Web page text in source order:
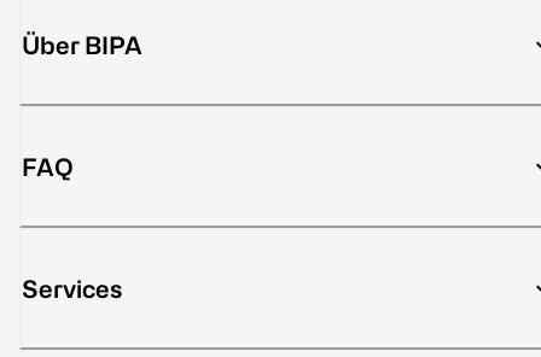
Über BIPA
FAQ
Services